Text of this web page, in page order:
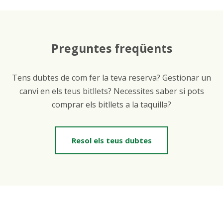
Preguntes freqüents
Tens dubtes de com fer la teva reserva? Gestionar un
canvi en els teus bitllets? Necessites saber si pots
comprar els bitllets a la taquilla?
Resol els teus dubtes